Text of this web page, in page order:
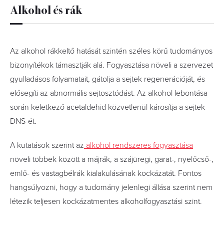
Alkohol és rák
Az alkohol rákkeltő hatását szintén széles körű tudományos
bizonyítékok támasztják alá. Fogyasztása növeli a szervezet
gyulladásos folyamatait, gátolja a sejtek regenerációját, és
elősegíti az abnormális sejtosztódást. Az alkohol lebontása
során keletkező acetaldehid közvetlenül károsítja a sejtek
DNS-ét.
A kutatások szerint az alkohol rendszeres fogyasztása
növeli többek között a májrák, a szájüregi, garat-, nyelőcső-,
emlő- és vastagbélrák kialakulásának kockázatát. Fontos
hangsúlyozni, hogy a tudomány jelenlegi állása szerint nem
létezik teljesen kockázatmentes alkoholfogyasztási szint.